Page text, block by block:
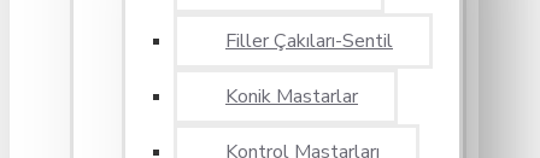
Filler Çakıları-Sentil
Konik Mastarlar
Kontrol Mastarları